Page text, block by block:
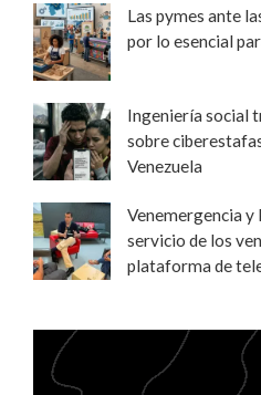
Las pymes ante
por lo esencial
Ingeniería social
sobre
Venezuela
Venemergencia y
servicio de los
plataforma de